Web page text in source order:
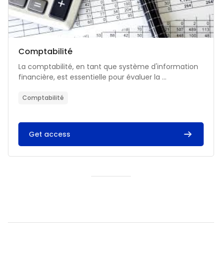
Catégorie de cours
Nom du cours
Comptabilité
Résumé du cours :
La comptabilité, en tant que système d'information
financière, est essentielle pour évaluer la ...
Comptabilité
Get access